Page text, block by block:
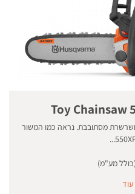
מסתובבת. נראה כמו המשור
(כולל מע"מ)